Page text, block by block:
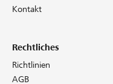
Kontakt
Rechtliches
Richtlinien
AGB